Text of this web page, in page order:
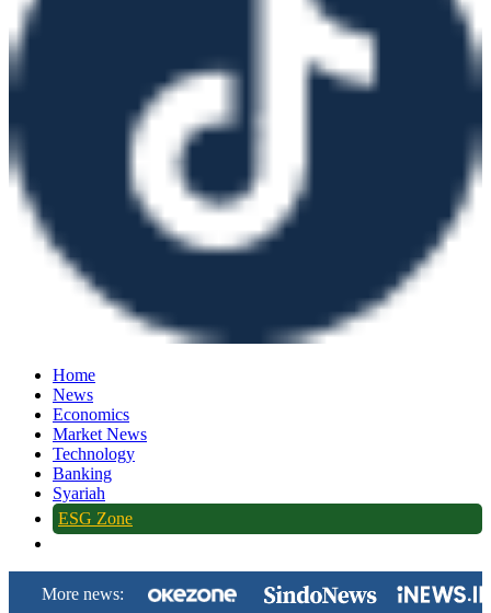
Home
News
Economics
Market News
Technology
Banking
Syariah
ESG Zone
More news: